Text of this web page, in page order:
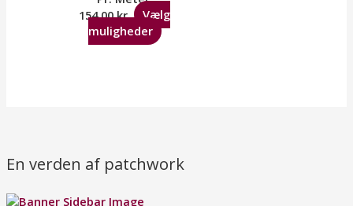
154,00kr.
Vælg
muligheder
En verden af patchwork